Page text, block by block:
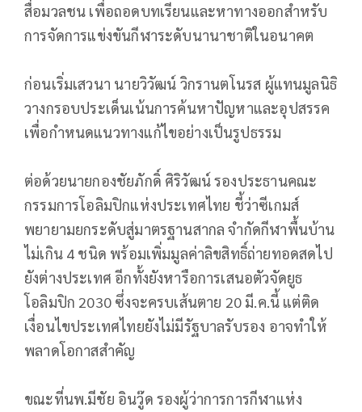
สื่อมวลชน เพื่อถอดบทเรียนและหาทางออกสำหรับ
การจัดการแข่งขันกีฬาระดับนานาชาติในอนาคต
ก่อนเริ่มเสวนา นายวิวัฒน์ วิกรานตโนรส ผู้แทนมูลนิธิ
วางกรอบประเด็นเน้นการค้นหาปัญหาและอุปสรรค
เพื่อกำหนดแนวทางแก้ไขอย่างเป็นรูปธรรม
ต่อด้วยนายกองชัยภักดิ์ ศิริวัฒน์ รองประธานคณะ
กรรมการโอลิมปิกแห่งประเทศไทย ชี้ว่าซีเกมส์
พยายามยกระดับสู่มาตรฐานสากล จำกัดกีฬาพื้นบ้าน
ไม่เกิน 4 ชนิด พร้อมเพิ่มมูลค่าลิขสิทธิ์ถ่ายทอดสดไป
ยังต่างประเทศ อีกทั้งยังหารือการเสนอตัวจัดยูธ
โอลิมปิก 2030 ซึ่งจะครบเส้นตาย 20 มี.ค.นี้ แต่ติด
เงื่อนไขประเทศไทยยังไม่มีรัฐบาลรับรอง อาจทำให้
พลาดโอกาสสำคัญ
ขณะที่นพ.มีชัย อินวู๊ด รองผู้ว่าการการกีฬาแห่ง